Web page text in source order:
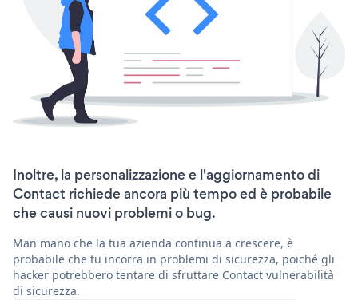
Inoltre, la personalizzazione e l'aggiornamento di
Contact richiede ancora più tempo ed è probabile
che causi nuovi problemi o bug.
Man mano che la tua azienda continua a crescere, è
probabile che tu incorra in problemi di sicurezza, poiché gli
hacker potrebbero tentare di sfruttare Contact vulnerabilità
di sicurezza.